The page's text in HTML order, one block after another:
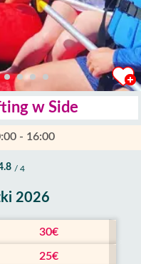
w Side
- 16:00
/ 4
2026
30€
25€